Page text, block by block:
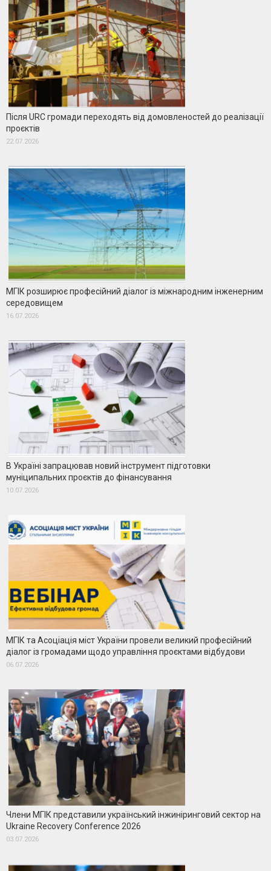
Після URC громади переходять від домовленостей до реалізації
проєктів
22.07.2026
МГІК розширює професійний діалог із міжнародним інженерним
середовищем
16.07.2026
В Україні запрацював новий інструмент підготовки
муніципальних проєктів до фінансування
10.07.2026
МГІК та Асоціація міст України провели великий професійний
діалог із громадами щодо управління проєктами відбудови
06.07.2026
Члени МГІК представили український інжиніринговий сектор на
Ukraine Recovery Conference 2026
03.07.2026